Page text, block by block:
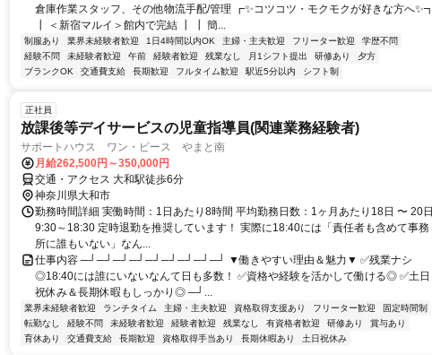
倉庫作業スタッフ、その他物流手配/管理 ┏✨コツコツ・モクモクが好きな方へ✨┓
┃ ＜新宿マルイ＞館内で完結 ┃ ┃ 簡...
制服あり 業界未経験者歓迎 1日4時間以内OK 主婦・主夫歓迎 フリーター歓迎
学歴不問
経験不問
未経験者歓迎 午前 経験者歓迎 残業なし 月1シフト提出 研修あり
夕方
ブランクOK
交通費支給 長期歓迎 フルタイム歓迎 駅近5分以内 シフト制
正社員
放課後等デイサービスの児童指導員(関連業務経験者)
サポートハウス ワン・ピース やまと南
月給262,500円～350,000円
交通・アクセス 大和駅徒歩6分
神奈川県大和市
勤務時間詳細 実働時間：1日あたり8時間 平均勤務日数：1ヶ月あたり18日 〜 20日
9:30～18:30 定時退勤を推奨しています！ 実際に18:40には「責任者も含めて事務
所に誰もいない」なん...
仕事内容 ─┘─┘─┘─┘─┘─┘─┘─┘─┘ ▼働きやすい理由＆魅力▼ ✅残業ナシ
◎18:40には誰にいないなんて日も多数！ ✅資格や経験を活かして働ける◎ ✅土日
祝休み＆長期休暇もしっかり◎ ─┘...
業界未経験者歓迎 ランチタイム 主婦・主夫歓迎 資格取得支援あり フリーター歓迎
固定時間制
転勤なし
経験不問 未経験者歓迎 経験者歓迎 残業なし 有資格者歓迎 研修あり
賞与あり
育休あり
交通費支給 長期歓迎 資格取得手当あり 長期休暇あり 土日祝休み